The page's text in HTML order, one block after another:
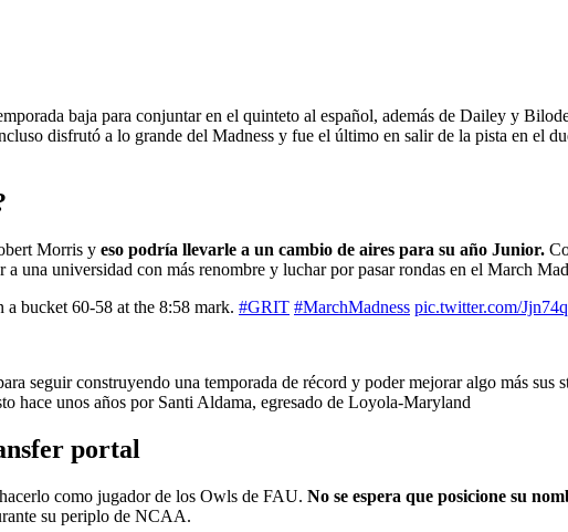
baja para conjuntar en el quinteto al español, además de Dailey y
disfrutó a lo grande del Madness y fue el último en salir de la pista en el
Morris y eso podría llevarle a un cambio de aires para su año Junior.
una universidad con más renombre y luchar por pasar rondas en el March
a bucket 60-58 at the 8:58 mark. #GRIT #MarchMadness pic.twitter.com/
seguir construyendo una temporada de récord y poder mejorar algo más sus
hace unos años por Santi Aldama, egresado de Loyola-Maryland
portal
como jugador de los Owls de FAU. No se espera que posicione su
su periplo de NCAA.